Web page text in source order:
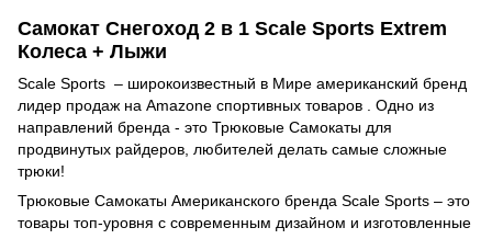
Самокат Снегоход 2 в 1 Scale Sports Extrem
Колеса + Лыжи
Scale Sports – широкоизвестный в Мире американский бренд
лидер продаж на Amazone спортивных товаров . Одно из
направлений бренда - это Трюковые Самокаты для
продвинутых райдеров, любителей делать самые сложные
трюки!
Трюковые Самокаты Американского бренда Scale Sports – это
товары топ-уровня с современным дизайном и изготовленные